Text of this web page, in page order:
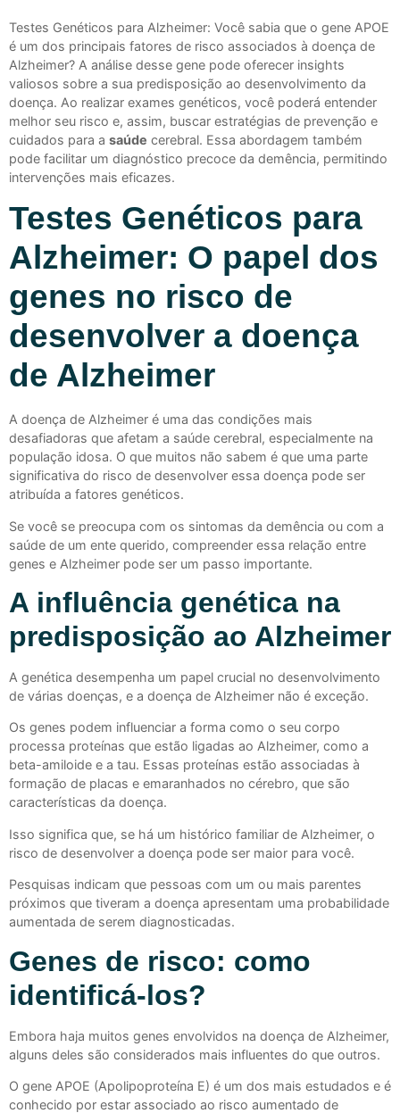
Testes Genéticos para Alzheimer: Você sabia que o gene APOE
é um dos principais fatores de risco associados à doença de
Alzheimer? A análise desse gene pode oferecer insights
valiosos sobre a sua predisposição ao desenvolvimento da
doença. Ao realizar exames genéticos, você poderá entender
melhor seu risco e, assim, buscar estratégias de prevenção e
cuidados para a saúde cerebral. Essa abordagem também
pode facilitar um diagnóstico precoce da demência, permitindo
intervenções mais eficazes.
Testes Genéticos para
Alzheimer: O papel dos
genes no risco de
desenvolver a doença
de Alzheimer
A doença de Alzheimer é uma das condições mais
desafiadoras que afetam a saúde cerebral, especialmente na
população idosa. O que muitos não sabem é que uma parte
significativa do risco de desenvolver essa doença pode ser
atribuída a fatores genéticos.
Se você se preocupa com os sintomas da demência ou com a
saúde de um ente querido, compreender essa relação entre
genes e Alzheimer pode ser um passo importante.
A influência genética na
predisposição ao Alzheimer
A genética desempenha um papel crucial no desenvolvimento
de várias doenças, e a doença de Alzheimer não é exceção.
Os genes podem influenciar a forma como o seu corpo
processa proteínas que estão ligadas ao Alzheimer, como a
beta-amiloide e a tau. Essas proteínas estão associadas à
formação de placas e emaranhados no cérebro, que são
características da doença.
Isso significa que, se há um histórico familiar de Alzheimer, o
risco de desenvolver a doença pode ser maior para você.
Pesquisas indicam que pessoas com um ou mais parentes
próximos que tiveram a doença apresentam uma probabilidade
aumentada de serem diagnosticadas.
Genes de risco: como
identificá-los?
Embora haja muitos genes envolvidos na doença de Alzheimer,
alguns deles são considerados mais influentes do que outros.
O gene APOE (Apolipoproteína E) é um dos mais estudados e é
conhecido por estar associado ao risco aumentado de